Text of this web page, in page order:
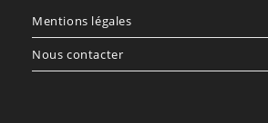
Mentions légales
Nous contacter